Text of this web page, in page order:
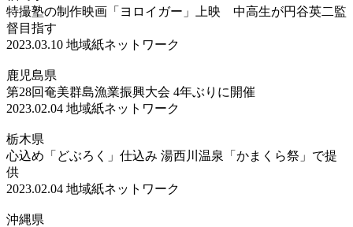
特撮塾の制作映画「ヨロイガー」上映 中高生が円谷英二監
督目指す
2023.03.10 地域紙ネットワーク
鹿児島県
第28回奄美群島漁業振興大会 4年ぶりに開催
2023.02.04 地域紙ネットワーク
栃木県
心込め「どぶろく」仕込み 湯西川温泉「かまくら祭」で提
供
2023.02.04 地域紙ネットワーク
沖縄県